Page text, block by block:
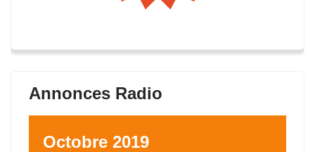
Annonces Radio
Octobre 2019